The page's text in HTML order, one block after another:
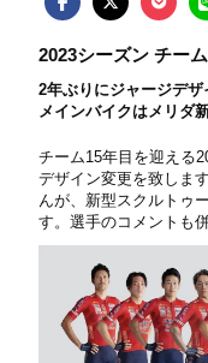
2023シーズン チー
2年ぶりにジャージデザ
メインバイクはメリダ
チーム15年目を迎える
デザイン変更を致しま
んが、新型スクルトゥ
す。選手のコメントも